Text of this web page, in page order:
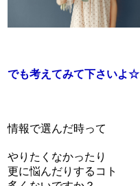
でも考えてみて下さいよ☆
情報で選んだ時って
やりたくなかったり
更に悩んだりするコト